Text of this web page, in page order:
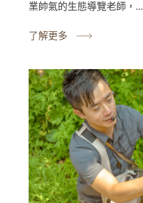
業帥氣的生態導覽老師，...
了解更多